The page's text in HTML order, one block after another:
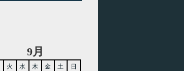
9月
火 水 木 金 土
日